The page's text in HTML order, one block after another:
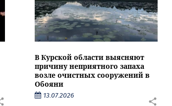
В Курской области выясняют
причину неприятного запаха
возле очистных сооружений в
Обояни
13.07.2026